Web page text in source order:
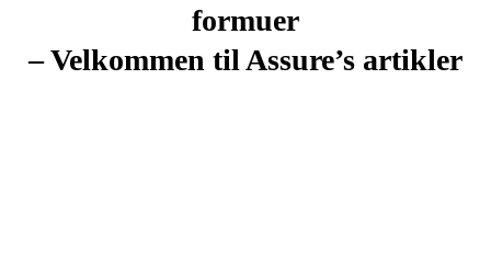
formuer
– Velkommen til Assure’s artikler